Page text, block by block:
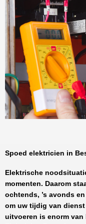
Spoed elektricien in
Elektrische
momenten. Daarom
ochtends, ’s avonds
om uw tijdig van
uitvoeren is enorm